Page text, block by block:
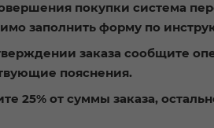
покупки система
заполнить форму по
заказа сообщите
пояснения.
25% от суммы заказа,